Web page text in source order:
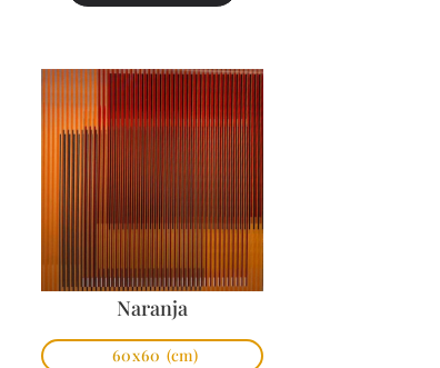
Naranja
60x60 (cm)